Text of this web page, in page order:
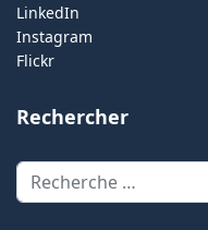
LinkedIn
Instagram
Flickr
Rechercher
Rechercher